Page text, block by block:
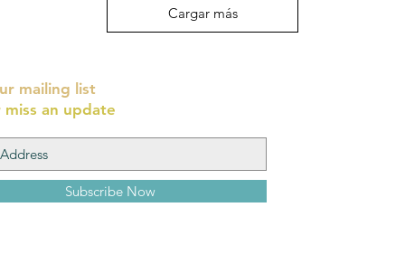
Cargar más
mailing list
miss an update
Subscribe Now